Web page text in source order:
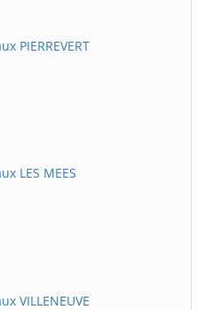
PIERREVERT
LES MEES
VILLENEUVE